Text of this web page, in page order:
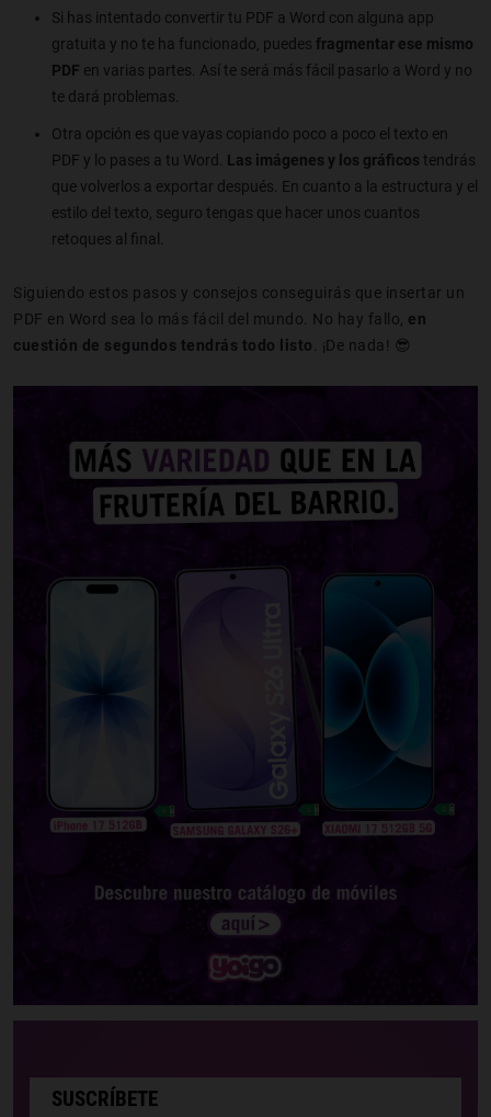
Si has intentado convertir tu PDF a Word con alguna app
gratuita y no te ha funcionado, puedes fragmentar ese mismo
PDF en varias partes. Así te será más fácil pasarlo a Word y no
te dará problemas.
Otra opción es que vayas copiando poco a poco el texto en
PDF y lo pases a tu Word. Las imágenes y los gráficos tendrás
que volverlos a exportar después. En cuanto a la estructura y el
estilo del texto, seguro tengas que hacer unos cuantos
retoques al final.
Siguiendo estos pasos y consejos conseguirás que insertar un
PDF en Word sea lo más fácil del mundo. No hay fallo, en
cuestión de segundos tendrás todo listo . ¡De nada! 😎
SUSCRÍBETE